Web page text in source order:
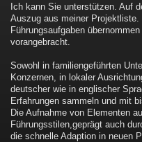
Ich kann Sie unterstützen. Auf
Auszug aus meiner Projektliste.
Führungsaufgaben
vorangebracht.
Sowohl in familiengeführten
Konzernen, in lokaler
deutscher wie in englischer
Erfahrungen sammeln und mit
Die Aufnahme von Elementen
Führungsstilen,geprägt auch
die schnelle Adaption in neuen